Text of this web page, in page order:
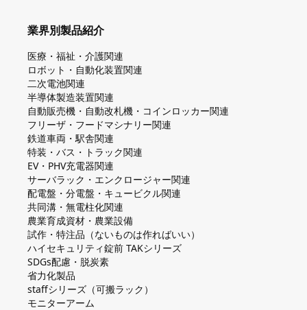
業界別製品紹介
医療・福祉・介護関連
ロボット・自動化装置関連
二次電池関連
半導体製造装置関連
自動販売機・自動改札機・コインロッカー関連
フリーザ・フードマシナリー関連
鉄道車両・駅舎関連
特装・バス・トラック関連
EV・PHV充電器関連
サーバラック・エンクロージャー関連
配電盤・分電盤・キュービクル関連
共同溝・無電柱化関連
農業育成資材・農業設備
試作・特注品（ないものは作ればいい）
ハイセキュリティ錠前 TAKシリーズ
SDGs配慮・脱炭素
省力化製品
staffシリーズ（可搬ラック）
モニターアーム